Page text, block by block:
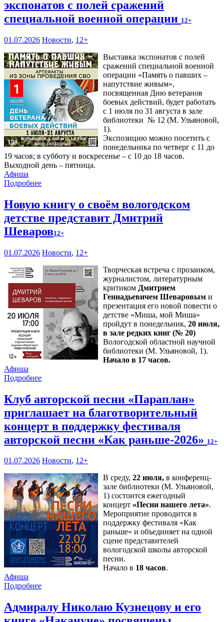
экспонатов с полей сражений
специальной военной операции 12+
01.07.2026 Новости, 12+
Выставка экспонатов с полей
сражений специальной военной
операции «Память о павших –
напутствие живым»,
посвященная Дню ветеранов
боевых действий, будет работать
с 1 июля по 31 августа в зале
библиотеки № 12 (М. Ульяновой,
1).
Экспозицию можно посетить с
понедельника по четверг с 11 до
19 часов; в субботу и воскресенье – с 10 до 18 часов.
Выходной день – пятница.
Афиша
Подробнее
Новую книгу о своём вологодском
детстве представит Дмитрий
Шеваров12+
01.07.2026 Новости, 12+
Творческая встреча с прозаиком,
журналистом, литературным
критиком Дмитрием
Геннадьевичем Шеваровым и
презентация его новой повести о
детстве «Миша, мой Миша»
пройдут в понедельник, 20 июля,
в зале редких книг (№ 20)
Вологодской областной научной
библиотеки (М. Ульяновой, 1).
Начало в 17 часов.
Афиша
Подробнее
Клуб авторской песни «Параплан»
приглашает на благотворительный
концерт в поддержку фестиваля
авторской песни «Как раньше-2026» 12+
01.07.2026 Новости, 12+
В среду, 22 июля, в конференц-
зале библиотеки (М. Ульяновой,
1) состоится ежегодный
концерт «Песни нашего лета».
Мероприятие проводится в
поддержку фестиваля «Как
раньше» и объединяет на одной
сцене представителей
вологодской школы авторской
песни.
Начало в 18 часов.
Афиша
Подробнее
Адмиралу Николаю Кузнецову и его